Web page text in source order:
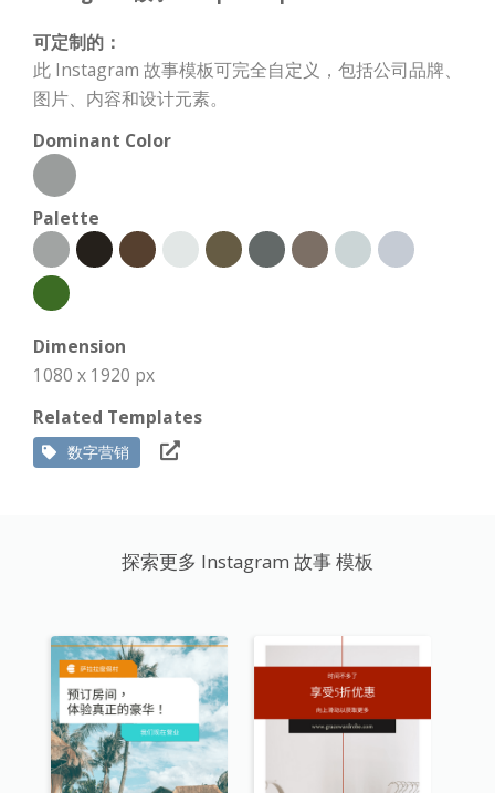
可定制的：
此 Instagram 故事模板可完全自定义，包括公司品牌、
图片、内容和设计元素。
Dominant Color
Palette
Dimension
1080 x 1920 px
Related Templates
数字营销
探索更多 Instagram 故事 模板